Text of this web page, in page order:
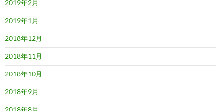
2019年2月
2019年1月
2018年12月
2018年11月
2018年10月
2018年9月